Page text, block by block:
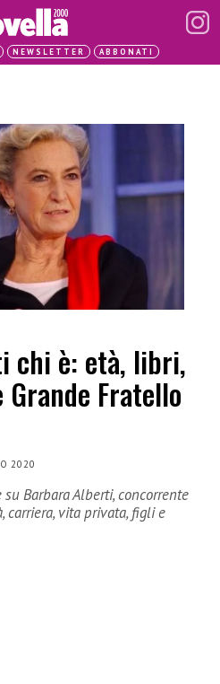
NEWSLETTER ABBONATI
chi è: età, libri,
Fratello
2020
Barbara Alberti, concorrente
carriera, vita privata, figli e